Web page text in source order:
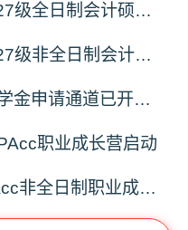
华东理工大学商学院2027级全日制会计硕士（MPAcc）奖助学金方案
华东理工大学商学院2027级非全日制会计硕士（MPAcc）奖学金方案
华东理工大学MPAcc奖学金申请通道已开启，抢先占位！
职业成长营启动
2027华东理工大学MPAcc非全日制职业成长营7月专场开放报名！